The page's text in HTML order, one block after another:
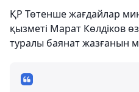
ҚР Төтенше жағдайлар
қызметі Марат Көлдіков
туралы баянат жазғанын